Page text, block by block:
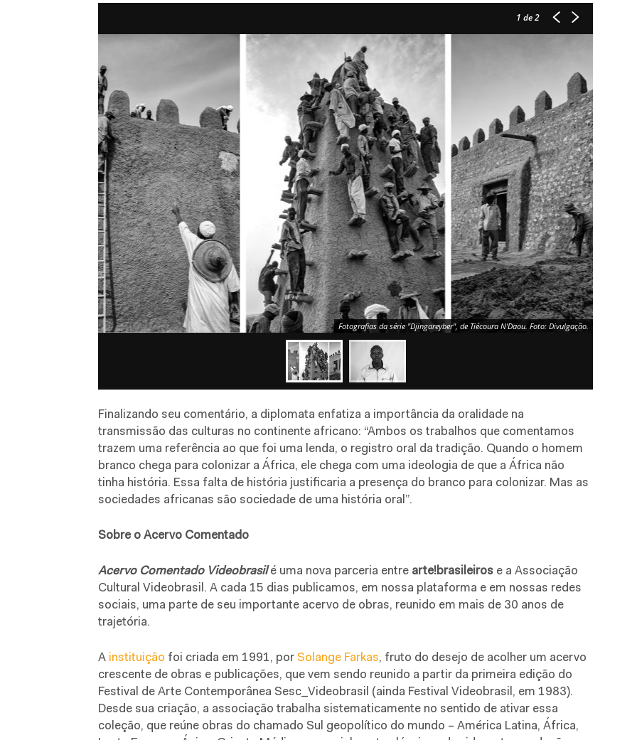
1 de 2
Fotografias da série "Djingareyber", de Tiécoura N'Daou. Foto: Divulgação.
Finalizando seu comentário, a diplomata enfatiza a importância da oralidade na
transmissão das culturas no continente africano: “Ambos os trabalhos que comentamos
trazem uma referência ao que foi uma lenda, o registro oral da tradição. Quando o homem
branco chega para colonizar a África, ele chega com uma ideologia de que a África não
tinha história. Essa falta de história justificaria a presença do branco para colonizar. Mas as
sociedades africanas são sociedade de uma história oral”.
Sobre o Acervo Comentado
Acervo Comentado Videobrasilé uma nova parceria entre arte!brasileiros e a Associação
Cultural Videobrasil. A cada 15 dias publicamos, em nossa plataforma e em nossas redes
sociais, uma parte de seu importante acervo de obras, reunido em mais de 30 anos de
trajetória.
A instituição foi criada em 1991, por Solange Farkas, fruto do desejo de acolher um acervo
crescente de obras e publicações, que vem sendo reunido a partir da primeira edição do
Festival de Arte Contemporânea Sesc_Videobrasil (ainda Festival Videobrasil, em 1983).
Desde sua criação, a associação trabalha sistematicamente no sentido de ativar essa
coleção, que reúne obras do chamado Sul geopolítico do mundo – América Latina, África,